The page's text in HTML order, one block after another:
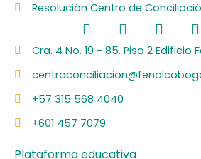
Resolución Centro de
F
a
c
e
b
o
o
k
L
i
n
e
d
i
I
n
s
t
a
Y
o
Cra. 4 No. 19 - 85. Piso 2 Edificio
+57 315 568 4040
+601 457 7079
Plataforma educativa